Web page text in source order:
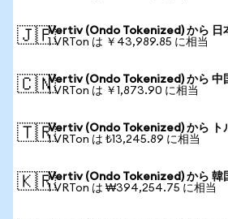
🇯🇵Vertiv (Ondo Tokenized) から 日
1 VRTon は ￥43,989.85 に相当
🇨🇳Vertiv (Ondo Tokenized) から 中
1 VRTon は ￥1,873.90 に相当
🇹🇷Vertiv (Ondo Tokenized) から ト
1 VRTon は ₺13,245.89 に相当
🇰🇷Vertiv (Ondo Tokenized) から 韓
1 VRTon は ₩394,254.75 に相当